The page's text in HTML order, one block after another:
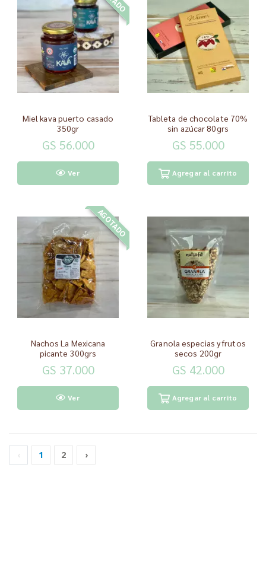
Miel kava puerto casado
350gr
GS 56.000
Ver
Tableta de chocolate 70%
sin azúcar 80grs
GS 55.000
Agregar al carrito
AGOTADO
Nachos La Mexicana
picante 300grs
GS 37.000
Ver
Granola especias y frutos
secos 200gr
GS 42.000
Agregar al carrito
1 2 ›